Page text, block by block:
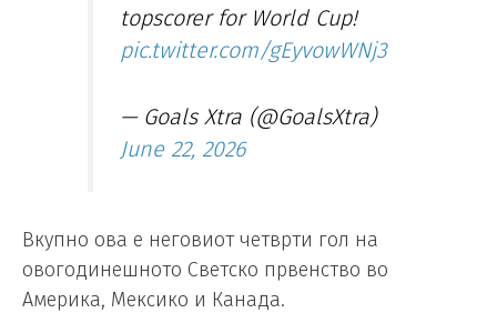
topscorer for World Cup!
pic.twitter.com/gEyvowWNj3
— Goals Xtra (@GoalsXtra)
June 22, 2026
Вкупно ова е неговиот четврти гол на
овогодинешното Светско првенство во
Америка, Мексико и Канада.